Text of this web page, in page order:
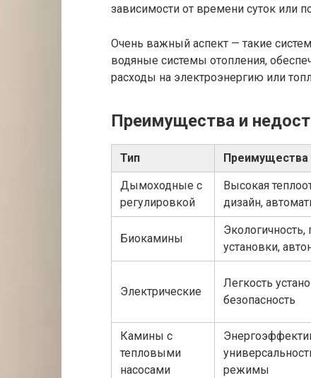
зависимости от времени суток или
Очень важный аспект — такие
водяные системы отопления,
расходы на электроэнергию или
Преимущества и
Тип Преимущества
Дымоходные с
регулировкой
Высокая
дизайн,
Биокамины
Экологичность,
установки,
Электрические
Легкость
безопасность
Камины с
тепловыми
насосами
режимы